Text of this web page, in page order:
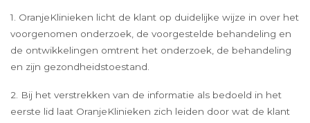
1. OranjeKlinieken licht de klant op duidelijke wijze in over het
voorgenomen onderzoek, de voorgestelde behandeling en
de ontwikkelingen omtrent het onderzoek, de behandeling
en zijn gezondheidstoestand.
2. Bij het verstrekken van de informatie als bedoeld in het
eerste lid laat OranjeKlinieken zich leiden door wat de klant